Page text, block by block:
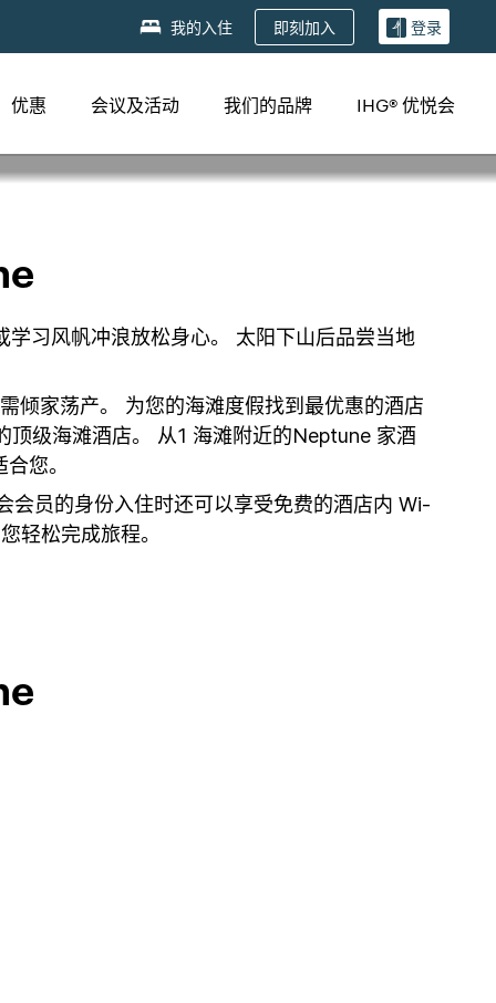
我的入住 即刻加入 登录
优惠 会议及活动 我们的品牌 IHG® 优悦会
习风帆冲浪放松身心。 太阳下山后品尝当地
倾家荡产。 为您的海滩度假找到最优惠的酒店
级海滩酒店。 从1 海滩附近的Neptune 家酒
您。
会员的身份入住时还可以享受免费的酒店内 Wi-
轻松完成旅程。